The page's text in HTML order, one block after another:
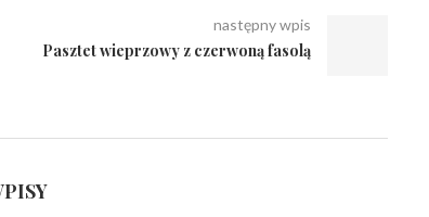
następny wpis
Pasztet wieprzowy z czerwoną fasolą